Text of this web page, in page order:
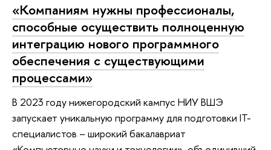
«Компаниям нужны профессионалы,
способные осуществить полноценную
интеграцию нового программного
обеспечения с существующими
процессами»
В 2023 году нижегородский кампус НИУ ВШЭ
запускает уникальную программу для подготовки IT-
специалистов – широкий бакалавриат